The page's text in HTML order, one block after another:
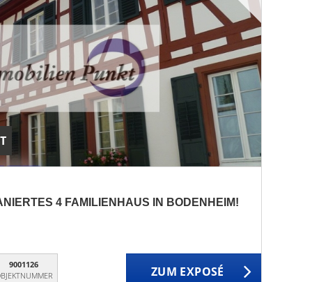
4 FAMILIENHAUS IN BODENHEIM!
9001126
ZUM EXPOSÉ